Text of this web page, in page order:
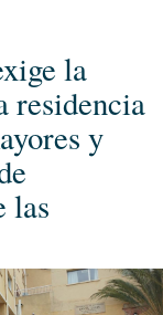
la
residencia
y
las